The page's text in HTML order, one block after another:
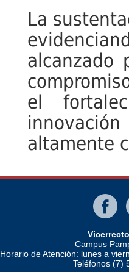
La
alcanzado
el
altamente
Campus
Horario de Atención: lunes a
Teléfonos (7)